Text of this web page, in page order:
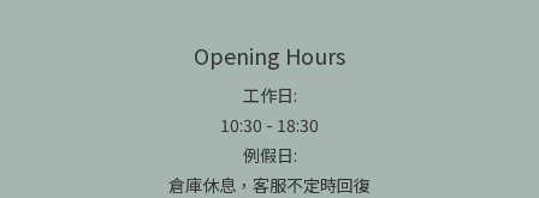
Opening Hours
工作日:
10:30 - 18:30
例假日:
倉庫休息，客服不定時回復